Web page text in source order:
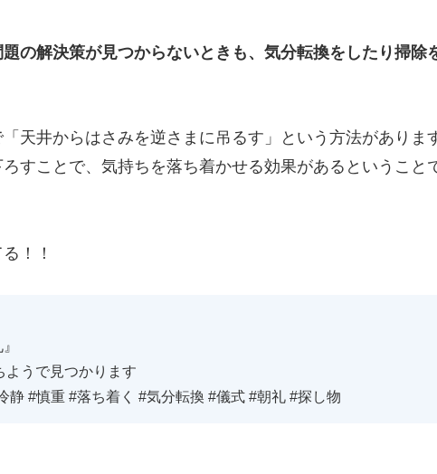
の解決策が見つからないときも、気分転換をしたり掃除
井からはさみを逆さまに吊るす」という方法がありま
すことで、気持ちを落ち着かせる効果があるということ
！！
うで見つかります
静 #慎重 #落ち着く #気分転換 #儀式 #朝礼 #探し物